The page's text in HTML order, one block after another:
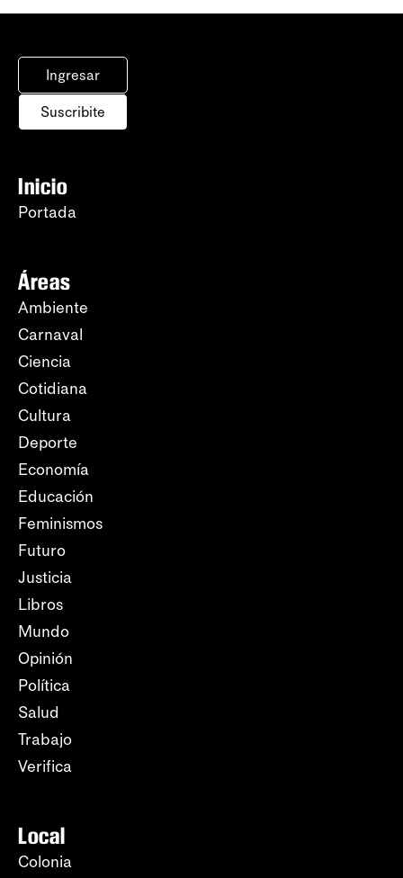
Ingresar
Suscribite
Inicio
Portada
Áreas
Ambiente
Carnaval
Ciencia
Cotidiana
Cultura
Deporte
Economía
Educación
Feminismos
Futuro
Justicia
Libros
Mundo
Opinión
Política
Salud
Trabajo
Verifica
Local
Colonia